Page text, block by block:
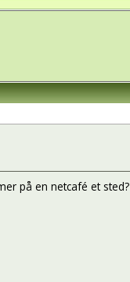
på en netcafé et sted?